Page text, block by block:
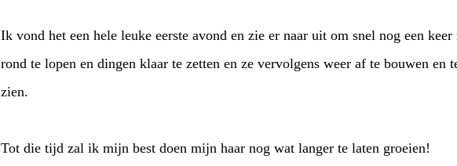
Ik vond het een hele leuke eerste avond en zie er naar uit om snel nog een
rond te lopen en dingen klaar te zetten en ze vervolgens weer af te bouwen en
zien.
Tot die tijd zal ik mijn best doen mijn haar nog wat langer te laten groeien!